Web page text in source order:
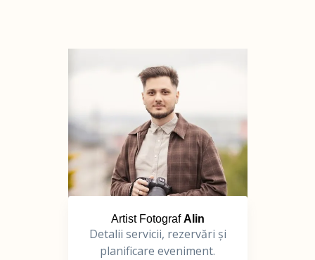
Artist FotografAlin
Detalii servicii, rezervări și
planificare eveniment.